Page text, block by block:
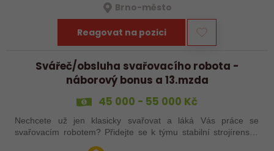
Brno-město
Reagovat na pozici
Svářeč/obsluha svařovacího robota -
náborový bonus a 13.mzda
45 000 - 55 000 Kč
Nechcete už jen klasicky svařovat a láká Vás práce se
svařovacím robotem? Přidejte se k týmu stabilní strojírenské